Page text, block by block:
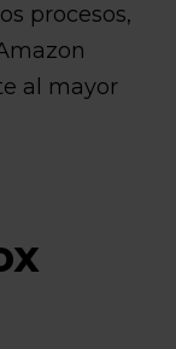
procesos,
al mayor